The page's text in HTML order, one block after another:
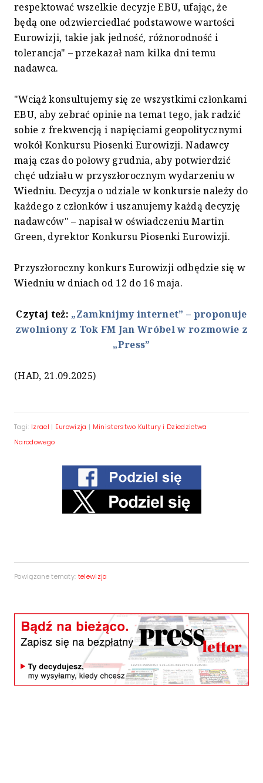
respektować wszelkie decyzje EBU, ufając, że
będą one odzwierciedlać podstawowe wartości
Eurowizji, takie jak jedność, różnorodność i
tolerancja" – przekazał nam kilka dni temu
nadawca.
"Wciąż konsultujemy się ze wszystkimi członkami
EBU, aby zebrać opinie na temat tego, jak radzić
sobie z frekwencją i napięciami geopolitycznymi
wokół Konkursu Piosenki Eurowizji. Nadawcy
mają czas do połowy grudnia, aby potwierdzić
chęć udziału w przyszłorocznym wydarzeniu w
Wiedniu. Decyzja o udziale w konkursie należy do
każdego z członków i uszanujemy każdą decyzję
nadawców" – napisał w oświadczeniu Martin
Green, dyrektor Konkursu Piosenki Eurowizji.
Przyszłoroczny konkurs Eurowizji odbędzie się w
Wiedniu w dniach od 12 do 16 maja.
Czytaj też: „Zamknijmy internet” – proponuje
zwolniony z Tok FM Jan Wróbel w rozmowie z
„Press”
(HAD, 21.09.2025)
Tagi: Izrael | Eurowizja | Ministerstwo Kultury i Dziedzictwa
Narodowego
Powiązane tematy: telewizja